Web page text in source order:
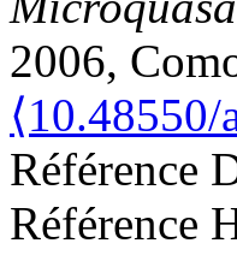
2006,
Référence
Référence